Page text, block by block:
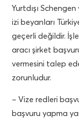
Yurtdışı
izi beyanları
geçerli değildir.
aracı şirket
vermesini talep
zorunludur.
– Vize redleri
başvuru yapma